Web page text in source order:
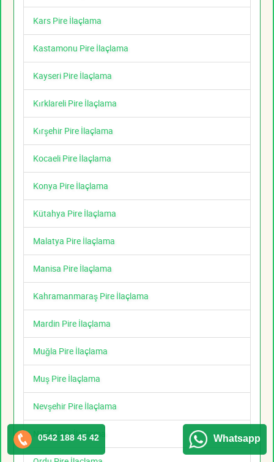
Kars Pire İlaçlama
Kastamonu Pire İlaçlama
Kayseri Pire İlaçlama
Kırklareli Pire İlaçlama
Kırşehir Pire İlaçlama
Kocaeli Pire İlaçlama
Konya Pire İlaçlama
Kütahya Pire İlaçlama
Malatya Pire İlaçlama
Manisa Pire İlaçlama
Kahramanmaraş Pire İlaçlama
Mardin Pire İlaçlama
Muğla Pire İlaçlama
Muş Pire İlaçlama
Nevşehir Pire İlaçlama
Niğde Pire İlaçlama
0542 188 45 42 Whatsapp